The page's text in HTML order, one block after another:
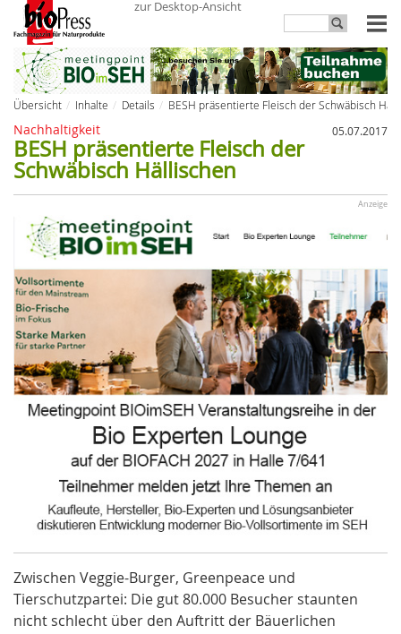
zur Desktop-Ansicht
Übersicht Inhalte Details BESH präsentierte Fleisch der Schwäbisch
Nachhaltigkeit 05.07.2017
BESH präsentierte Fleisch der
Schwäbisch Hällischen
Anzeige
Zwischen Veggie-Burger, Greenpeace und
Tierschutzpartei: Die gut 80.000 Besucher staunten
nicht schlecht über den Auftritt der Bäuerlichen